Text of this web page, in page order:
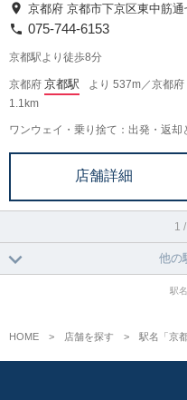
京都府 京都市下京区東中筋
075-744-6153
京都駅より徒歩8分
京都府 京都駅
より 537m／京都
1.1km
ワンウェイ・乗り捨て：出発・返却
店舗詳細
1
他の
駅
HOME 店舗を探す 駅名「京